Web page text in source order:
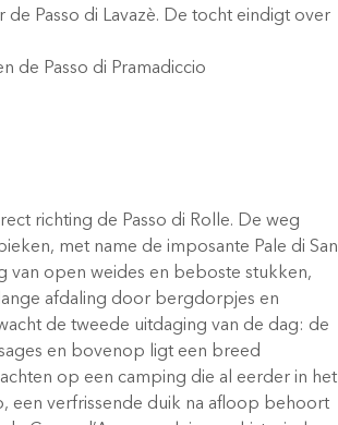
Passo di Lavazè. De tocht eindigt over
de Passo di Pramadiccio
richting de Passo di Rolle. De weg
met name de imposante Pale di San
van open weides en beboste stukken,
afdaling door bergdorpjes en
de tweede uitdaging van de dag: de
en bovenop ligt een breed
op een camping die al eerder in het
een verfrissende duik na afloop behoort